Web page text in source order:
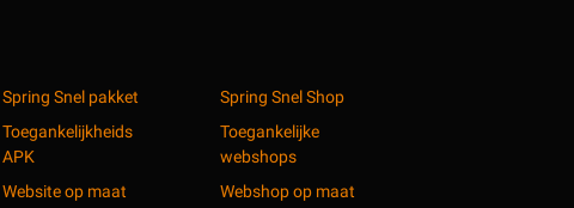
Spring Snel pakket
Spring Snel Shop
Toegankelijkheids
APK
Toegankelijke
webshops
Website op maat Webshop op maat